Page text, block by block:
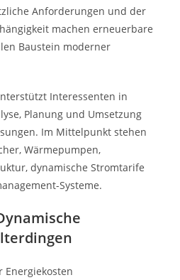
Anforderungen und der
machen erneuerbare
Baustein moderner
Interessenten in
Planung und Umsetzung
Im Mittelpunkt stehen
Wärmepumpen,
dynamische Stromtarife
Systeme.
Energiekosten